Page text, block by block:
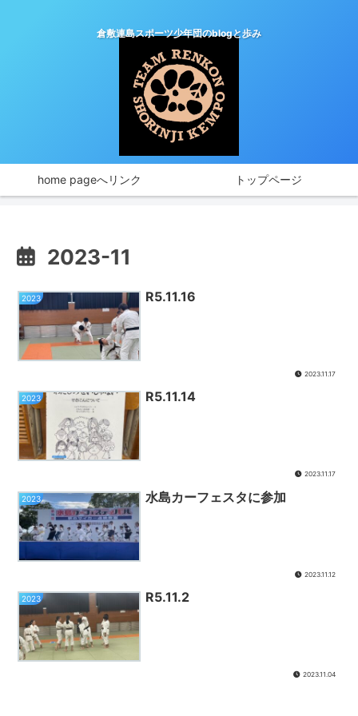
倉敷連島スポーツ少年団のblogと歩み
home pageへリンク トップページ
2023-11
2023 R5.11.16
2023.11.17
2023 R5.11.14
2023.11.17
2023 水島カーフェスタに参加
2023.11.12
2023 R5.11.2
2023.11.04